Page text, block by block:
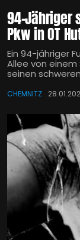
94-Jähriger
Pkw in OT
Ein 94-jähriger
Allee von
seinen
CHEMNITZ